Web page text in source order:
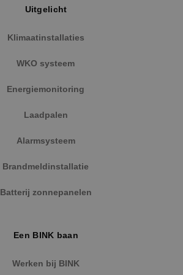
Uitgelicht
Klimaatinstallaties
WKO systeem
Energiemonitoring
Laadpalen
Alarmsysteem
Brandmeldinstallatie
Batterij zonnepanelen
Een BINK baan
Werken bij BINK
.youtube.com
Google Privacy Policy